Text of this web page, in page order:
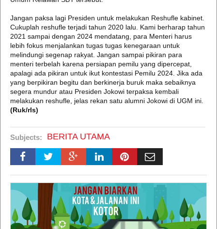
Jangan paksa lagi Presiden untuk melakukan Reshufle kabinet.
Cukuplah reshufle terjadi tahun 2020 lalu. Kami berharap tahun
2021 sampai dengan 2024 mendatang, para Menteri harus
lebih fokus menjalankan tugas tugas kenegaraan untuk
melindungi segenap rakyat. Jangan sampai pikiran para
menteri terbelah karena persiapan pemilu yang dipercepat,
apalagi ada pikiran untuk ikut kontestasi Pemilu 2024. Jika ada
yang berpikiran begitu dan berkinerja buruk maka sebaiknya
segera mundur atau Presiden Jokowi terpaksa kembali
melakukan reshufle, jelas rekan satu alumni Jokowi di UGM ini.
(Ruk/rls)
Subjects: BERITA UTAMA